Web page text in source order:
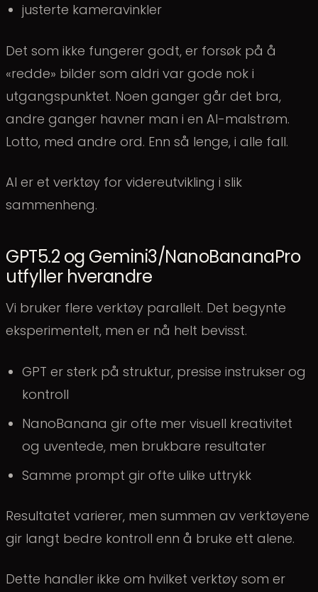
justerte kameravinkler
Det som ikke fungerer godt, er forsøk på å
«redde» bilder som aldri var gode nok i
utgangspunktet. Noen ganger går det bra,
andre ganger havner man i en AI-malstrøm.
Lotto, med andre ord. Enn så lenge, i alle fall.
AI er et verktøy for videreutvikling i slik
sammenheng.
GPT5.2 og Gemini3/NanoBananaPro
utfyller hverandre
Vi bruker flere verktøy parallelt. Det begynte
eksperimentelt, men er nå helt bevisst.
GPT er sterk på struktur, presise instrukser og
kontroll
NanoBanana gir ofte mer visuell kreativitet
og uventede, men brukbare resultater
Samme prompt gir ofte ulike uttrykk
Resultatet varierer, men summen av verktøyene
gir langt bedre kontroll enn å bruke ett alene.
Dette handler ikke om hvilket verktøy som er